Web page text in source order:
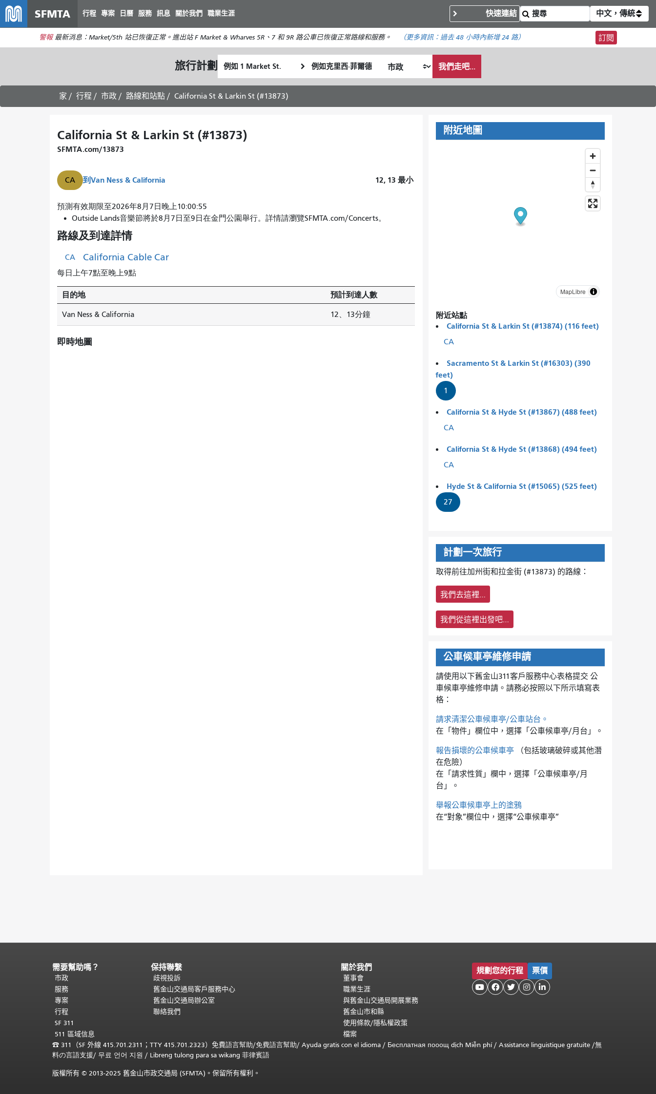
主
要
內
容
SFMTA 行程 專案 日曆 服務 訊息 關於我們 職業生涯 快速連結 中文，傳統
警報 最新消息：Market/5th 站已恢復正常。進出站 F Market & Wharves 5R、7 和 9R 路公車已恢復正常路線和服務。 （更多資訊： 過去 48 小時內新增 24 路） 訂閱
旅行計劃
起
始
位
置
終
點
位
我
希
的
我們走吧...
家 行程 市政 路線和站點 California St & Larkin St (#13873)
California St & Larkin St (#13873)
SFMTA.com/13873
CA 到Van Ness & California 12, 13 最小
預測有效期限至2026年8月7日晚上10:00:55
Outside Lands音樂節將於8月7日至9日在金門公園舉行。詳情請瀏覽SFMTA.com/Concerts。
路線及到達詳情
CA California Cable Car
每日上午7點至晚上9點
目的地 預計到達人數
Van Ness & California 12、13分鐘
即時地圖
附近地圖
MapLibre
附近站點
California St & Larkin St (#13874) (116 feet)
CA
Sacramento St & Larkin St (#16303) (390
feet)
1
California St & Hyde St (#13867) (488 feet)
CA
California St & Hyde St (#13868) (494 feet)
CA
Hyde St & California St (#15065) (525 feet)
27
計劃一次旅行
取得前往加州街和拉金街 (#13873) 的路線：
我們去這裡…
我們從這裡出發吧…
公車候車亭維修申請
請使用以下舊金山311客戶服務中心表格提交 公
車候車亭維修申請。請務必按照以下所示填寫表
格：
請求清潔公車候車亭/公車站台。
在「物件」欄位中，選擇「公車候車亭/月台」。
報告損壞的公車候車亭 （包括玻璃破碎或其他潛
在危險）
在「請求性質」欄中，選擇「公車候車亭/月
台」。
舉報公車候車亭上的塗鴉
在“對象”欄位中，選擇“公車候車亭”
頁
面
內
容
結
束。本
餘
內
容
需要幫助嗎？
市政
服務
專案
行程
SF 311
511 區域信息
保持聯繫
歧視投訴
舊金山交通局客戶服務中心
舊金山交通局辦公室
聯絡我們
關於我們
董事會
職業生涯
與舊金山交通局開展業務
舊金山市和縣
使用條款/隱私權政策
檔案
規劃您的行程 票價
    
☎ 311（SF 外線 415.701.2311；TTY 415.701.2323）免費語言幫助/免費語言幫助/ Ayuda gratis con el idioma / Бесплатная пооощ dịch Miễn phí/ Assistance linguistique gratuite /無
料の言語支援/ 무료 언어 지원 / Libreng tulong para sa wikang 菲律賓語
版權所有 © 2013-2025 舊金山市政交通局 (SFMTA)。保留所有權利。